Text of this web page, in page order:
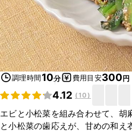
調理時間10分 費用目安300円
4.12 (10)
エビと小松菜を組み合わせて、胡
と小松菜の歯応えが、甘めの和え